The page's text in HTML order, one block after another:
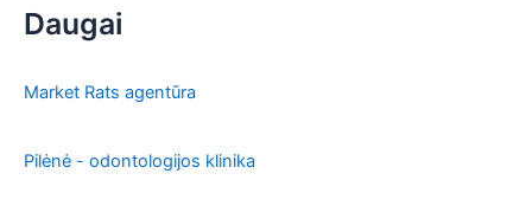
Daugai
Market Rats agentūra
Pilėnė - odontologijos klinika